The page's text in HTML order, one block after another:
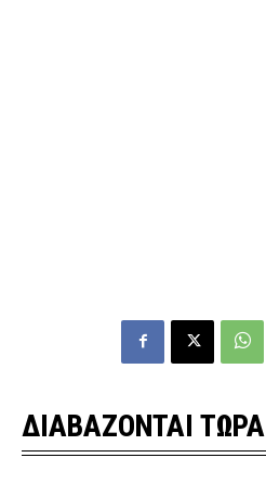
ΔΙΑΒΑΖΟΝΤΑΙ ΤΩΡΑ